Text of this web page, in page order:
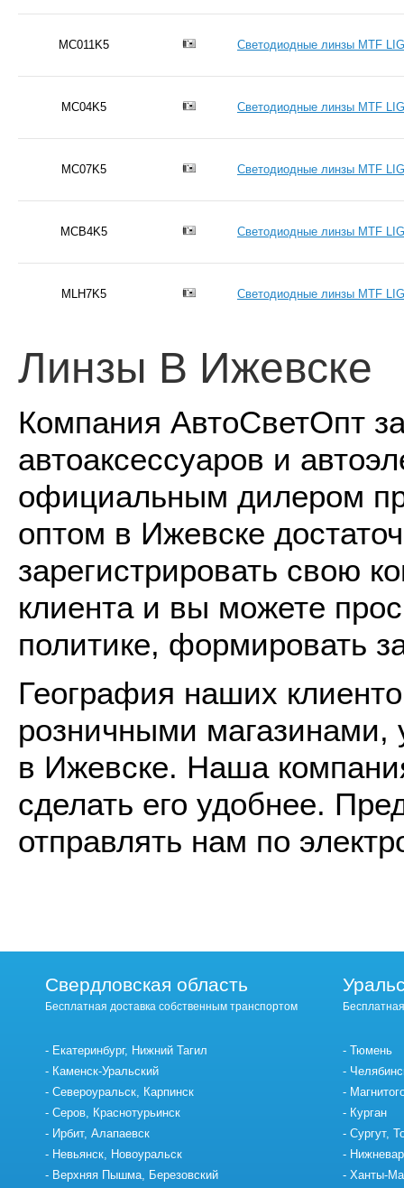
MC011K5 Светодиодные линзы MTF
MC04K5 Светодиодные линзы MTF
MC07K5 Светодиодные линзы MTF
MCB4K5 Светодиодные линзы MTF
MLH7K5 Светодиодные линзы MTF
Линзы В Ижевске
Компания АвтоСветОпт
автоаксессуаров и
официальным дилером
оптом в Ижевске
зарегистрировать свою
клиента и вы можете
политике, формировать
География наших
розничными магазинами,
в Ижевске. Наша
сделать его удобнее.
отправлять нам по
Свердловская область
Бесплатная доставка собственным транспортом
Екатеринбург, Нижний Тагил
Каменск-Уральский
Североуральск, Карпинск
Серов, Краснотурьинск
Ирбит, Алапаевск
Невьянск, Новоуральск
Верхняя Пышма, Березовский
Тюмень
Курган
Сургут,
Ханты-